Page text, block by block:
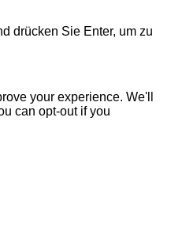
drücken Sie Enter, um zu
your experience. We'll
can opt-out if you